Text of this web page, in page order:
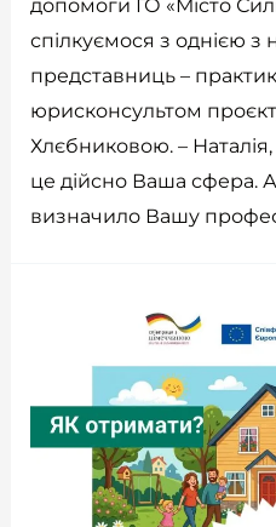
допомоги ГО «Місто
спілкуємося з однією з
представниць –
юрисконсультом
Хлєбниковою. ​–
це дійсно Ваша сфера.
визначило Вашу